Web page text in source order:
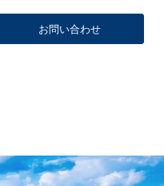
お問い合わせ